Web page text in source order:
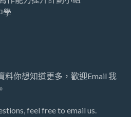
學
料你想知道更多，歡迎Email 我
feel free to email us.